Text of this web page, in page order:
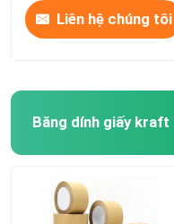
Liên hệ chúng tôi
Băng dính giấy kraft